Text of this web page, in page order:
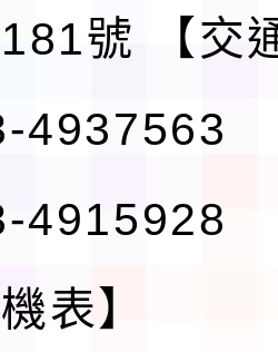
號
【交
4937563
4915928
表】